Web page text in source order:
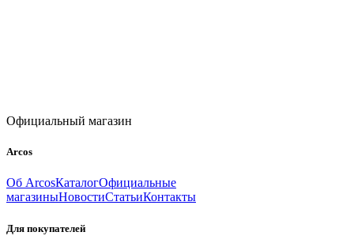
Официальный магазин
Arcos
Об ArcosКаталогОфициальные
магазиныНовостиСтатьиКонтакты
Для покупателей